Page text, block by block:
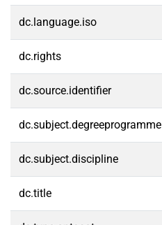
dc.language.iso
dc.rights
dc.source.identifier
dc.subject.degreeprogramme
dc.subject.discipline
dc.title